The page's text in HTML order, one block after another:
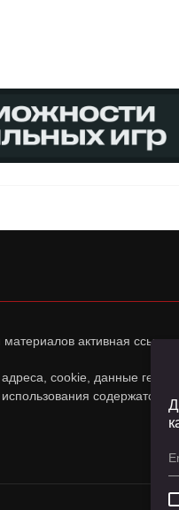
материалов активная
cookie, данные
содержатся в